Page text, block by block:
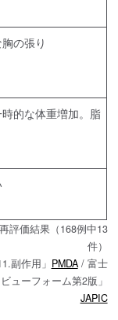
の張り
的な体重増加。脂
評価結果（168例中13
件）
副作用」 PMDA/ 富士
ューフォーム第2版」
JAPIC